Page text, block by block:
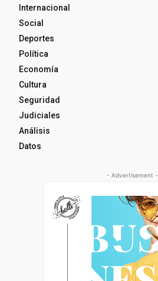
Internacional
Social
Deportes
Política
Economía
Cultura
Seguridad
Judiciales
Análisis
Datos
- Advertisement -